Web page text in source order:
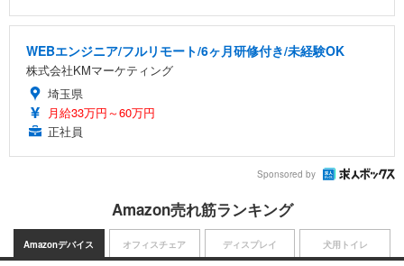
WEBエンジニア/フルリモート/6ヶ月研修付き/未経験OK
株式会社KMマーケティング
埼玉県
月給33万円～60万円
正社員
Sponsored by
Amazon売れ筋ランキング
Amazonデバイス オフィスチェア ディスプレイ 犬用トイレ